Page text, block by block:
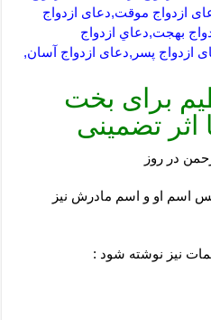
ازدواج موقت,دعای ازدواج
بهجت,دعاي ازدواج
ازدواج پسر,دعای ازدواج آسان,
برای بخت
اثر تضمینی
در روز
اسم او و اسم مادرش نیز
نیز نوشته شود :